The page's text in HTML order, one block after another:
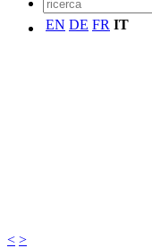
EN DE FR IT
< >